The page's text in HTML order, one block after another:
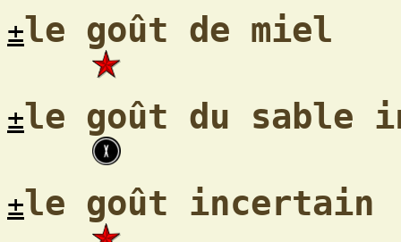
±le goût de miel
±le goût du sable
±le goût incertain